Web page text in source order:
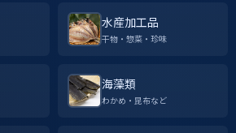
水産加工品
干物・惣菜・珍味
海藻類
わかめ・昆布など